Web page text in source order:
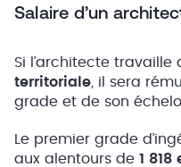
Salaire d’un
Si l’architecte travaille
territoriale , il sera
grade et de son
Le premier grade
aux alentours de 1 818